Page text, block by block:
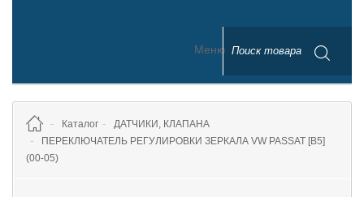
Меню
Каталог
ДАТЧИКИ, КЛАПАНА
ПЕРЕКЛЮЧАТЕЛЬ РЕГУЛИРОВКИ ЗЕРКАЛА VW PASSAT [B5]
(00-05)